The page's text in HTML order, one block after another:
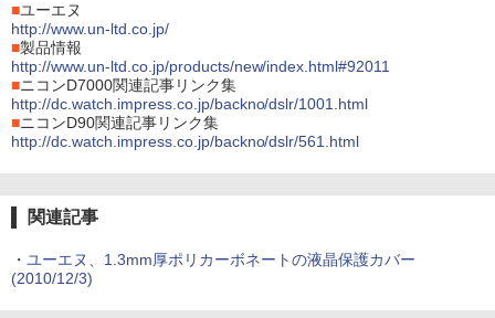
■ユーエヌ
http://www.un-ltd.co.jp/
■製品情報
http://www.un-ltd.co.jp/products/new/index.html#92011
■ニコンD7000関連記事リンク集
http://dc.watch.impress.co.jp/backno/dslr/1001.html
■ニコンD90関連記事リンク集
http://dc.watch.impress.co.jp/backno/dslr/561.html
関連記事
・ ユーエヌ、1.3mm厚ポリカーボネートの液晶保護カバー
(2010/12/3)